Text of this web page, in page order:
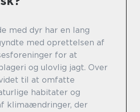
med dyr har en lang
med oprettelsen af
for at
og ulovlig jagt. Over
til at omfatte
habitater og
klimaændringer, der